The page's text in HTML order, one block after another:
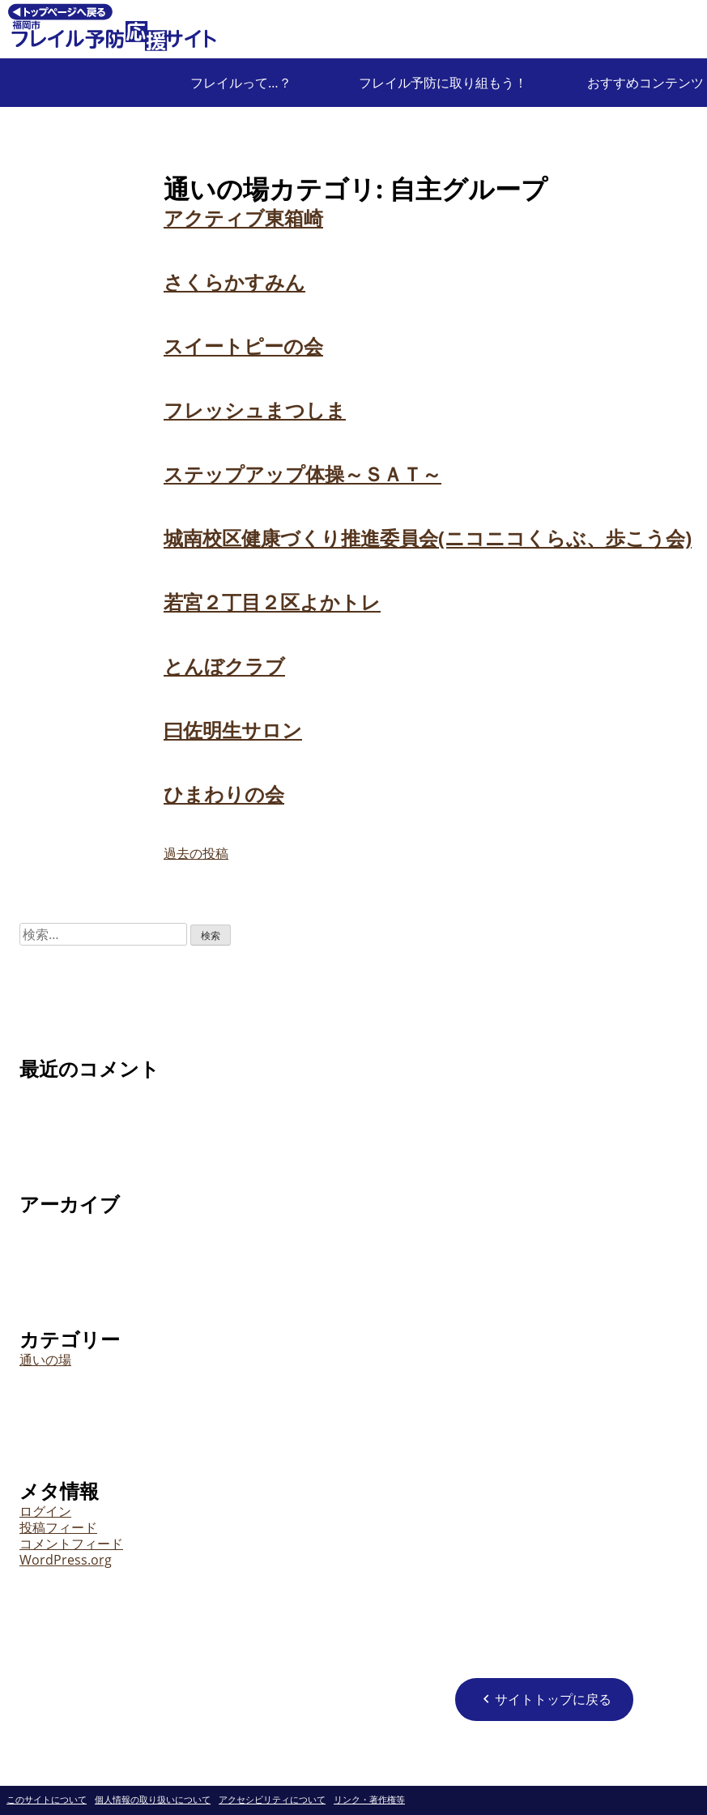
フレイルって…？ フレイル予防に取り組もう！ おすすめコンテンツ
通いの場カテゴリ: 自主グループ
アクティブ東箱崎
さくらかすみん
スイートピーの会
フレッシュまつしま
ステップアップ体操～ＳＡＴ～
城南校区健康づくり推進委員会(ニコニコくらぶ、歩こう会)
若宮２丁目２区よかトレ
とんぼクラブ
曰佐明生サロン
ひまわりの会
投
ビ
過去の投稿
検
索:
最近のコメント
アーカイブ
カテゴリー
通いの場
メタ情報
ログイン
投稿フィード
コメントフィード
WordPress.org
chevron_left サイトトップに戻る
このサイトについて 個人情報の取り扱いについて アクセシビリティについて リンク・著作権等